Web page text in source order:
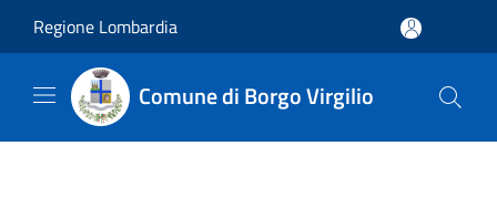
Regione Lombardia
Comune di Borgo Virgilio